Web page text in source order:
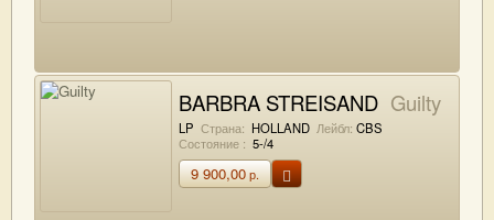
BARBRA STREISAND Guilty
LP Страна: HOLLAND Лейбл: CBS
Состояние : 5-/4
9 900,00р.